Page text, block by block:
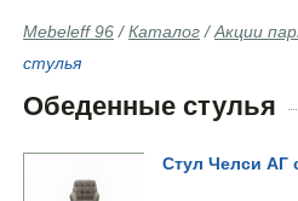
Mebeleff 96 /Каталог /Акции
стулья
Обеденные стулья
Стул Челси АГ